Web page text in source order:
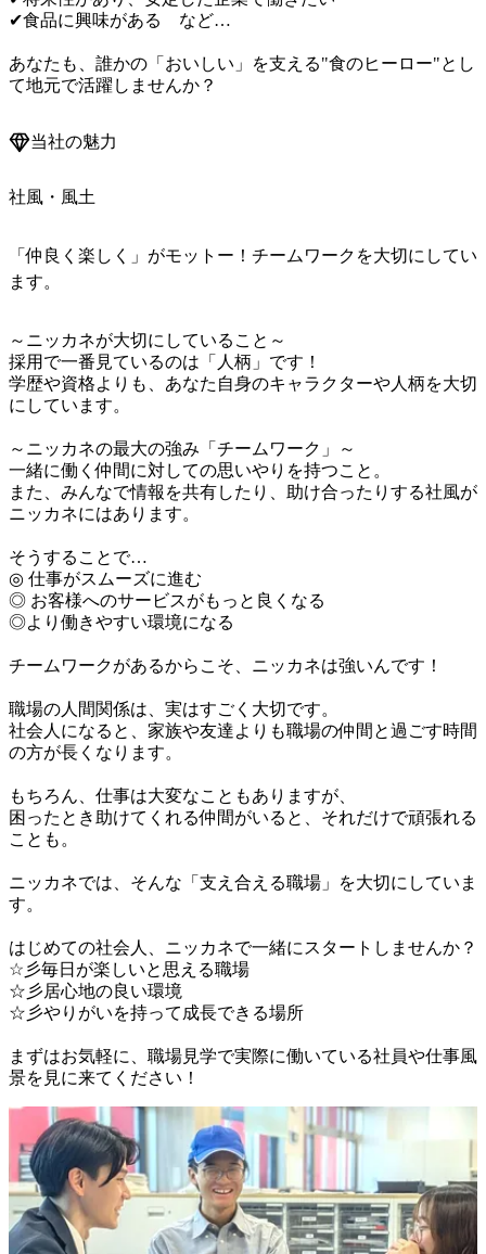
✔食品に興味がある　など…
あなたも、誰かの「おいしい」を支える"食のヒーロー"とし
て地元で活躍しませんか？
当社の魅力
社風・風土
「仲良く楽しく」がモットー！チームワークを大切にしてい
ます。
～ニッカネが大切にしていること～
採用で一番見ているのは「人柄」です！
学歴や資格よりも、あなた自身のキャラクターや人柄を大切
にしています。
～ニッカネの最大の強み「チームワーク」～
一緒に働く仲間に対しての思いやりを持つこと。
また、みんなで情報を共有したり、助け合ったりする社風が
ニッカネにはあります。
そうすることで…
◎ 仕事がスムーズに進む
◎ お客様へのサービスがもっと良くなる
◎より働きやすい環境になる
チームワークがあるからこそ、ニッカネは強いんです！
職場の人間関係は、実はすごく大切です。
社会人になると、家族や友達よりも職場の仲間と過ごす時間
の方が長くなります。
もちろん、仕事は大変なこともありますが、
困ったとき助けてくれる仲間がいると、それだけで頑張れる
ことも。
ニッカネでは、そんな「支え合える職場」を大切にしていま
す。
はじめての社会人、ニッカネで一緒にスタートしませんか？
☆彡毎日が楽しいと思える職場
☆彡居心地の良い環境
☆彡やりがいを持って成長できる場所
まずはお気軽に、職場見学で実際に働いている社員や仕事風
景を見に来てください！